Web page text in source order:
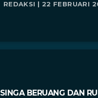
REDAKSI | 22 FEBRUARI
SINGA BERUANG DAN